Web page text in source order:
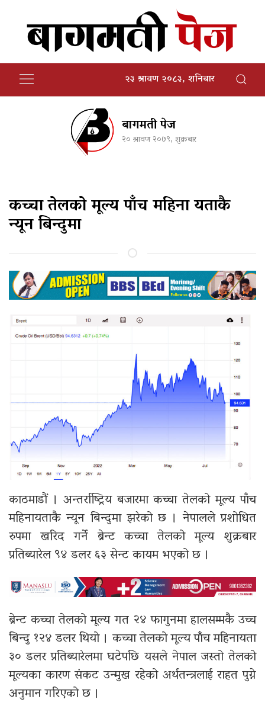
२३ श्रावण २०८३, शनिबार
बागमती पेज
२० श्रावण २०७९, शुक्रबार
कच्चा तेलको मूल्य पाँच महिना यताकै
न्यून बिन्दुमा
काठमाडौं । अन्तर्राष्ट्रिय बजारमा कच्चा तेलको मूल्य पाँच
महिनायताकै न्यून बिन्दुमा झरेको छ । नेपालले प्रशोधित
रुपमा खरिद गर्ने ब्रेन्ट कच्चा तेलको मूल्य शुक्रबार
प्रतिब्यारेल ९४ डलर ६३ सेन्ट कायम भएको छ ।
ब्रेन्ट कच्चा तेलको मूल्य गत २४ फागुनमा हालसम्मकै उच्च
बिन्दु १२४ डलर थियो । कच्चा तेलको मूल्य पाँच महिनायता
३० डलर प्रतिब्यारेलमा घटेपछि यसले नेपाल जस्तो तेलको
मूल्यका कारण संकट उन्मुख रहेको अर्थतन्त्रलाई राहत पुग्ने
अनुमान गरिएको छ ।